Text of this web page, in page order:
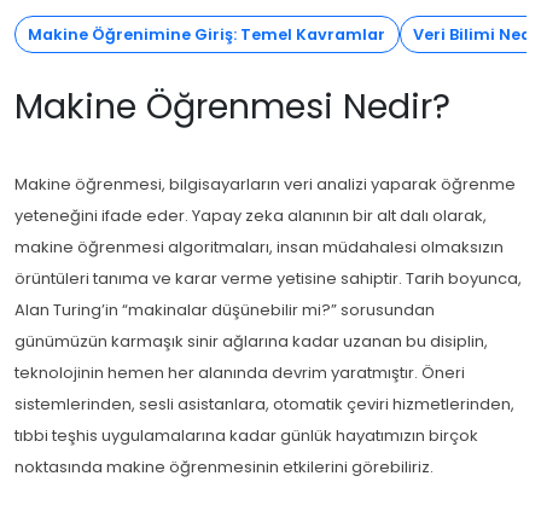
Makine Öğrenimine Giriş: Temel Kavramlar Veri Bilimi
Makine Öğrenmesi Nedir?
Makine öğrenmesi, bilgisayarların veri analizi yaparak öğrenme
yeteneğini ifade eder. Yapay zeka alanının bir alt dalı olarak,
makine öğrenmesi algoritmaları, insan müdahalesi olmaksızın
örüntüleri tanıma ve karar verme yetisine sahiptir. Tarih boyunca,
Alan Turing’in “makinalar düşünebilir mi?” sorusundan
günümüzün karmaşık sinir ağlarına kadar uzanan bu disiplin,
teknolojinin hemen her alanında devrim yaratmıştır. Öneri
sistemlerinden, sesli asistanlara, otomatik çeviri hizmetlerinden,
tıbbi teşhis uygulamalarına kadar günlük hayatımızın birçok
noktasında makine öğrenmesinin etkilerini görebiliriz.